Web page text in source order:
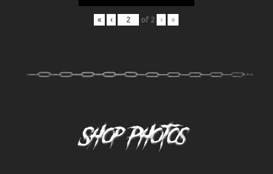
« ‹ of 2 › »